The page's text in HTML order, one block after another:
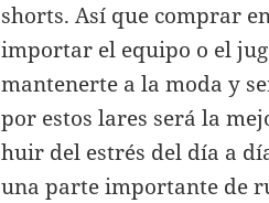
shorts. Así que comprar
importar el equipo o el
mantenerte a la moda y
por estos lares será la
huir del estrés del día a
una parte importante de